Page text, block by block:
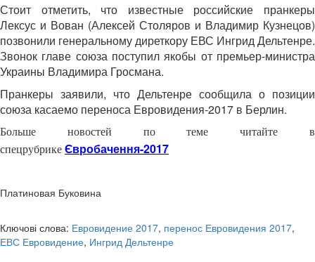
Стоит отметить, что известные российские пранкеры
Лексус и Вован (Алексей Столяров и Владимир Кузнецов)
позвонили генеральному диреткору ЕВС Ингрид Дельтенре.
Звонок главе союза поступил якобы от премьер-министра
Украины Владимира Гросмана.
Пранкеры заявили, что Дельтенре сообщила о позиции
союза касаемо переноса Евровидения-2017 в Берлин.
Больше новостей по теме читайте в
спецрубрике Євробачення-2017
Платиновая Буковина
Ключові слова: Евровидение 2017, перенос Евровидения 2017,
ЕВС Евровидение, Ингрид Дельтенре